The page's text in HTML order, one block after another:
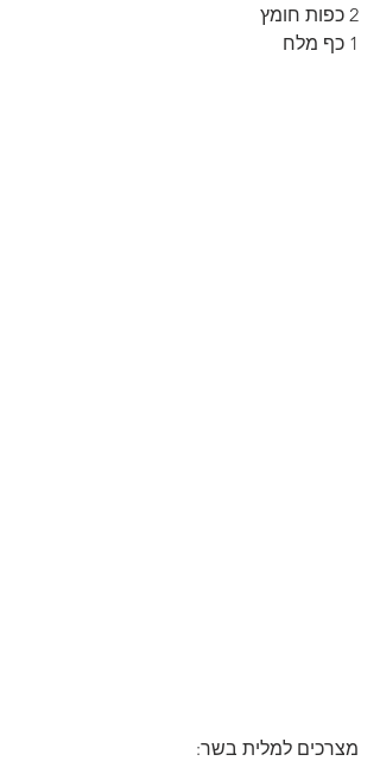
2 כפות חומץ
1 כף מלח
מצרכים למלית בשר: